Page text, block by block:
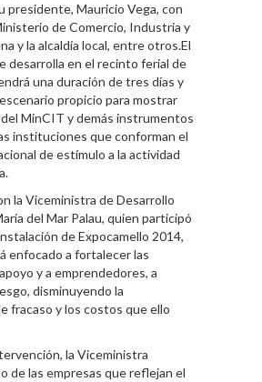
presidente, Mauricio Vega, con
de Comercio, Industria y
y la alcaldía local, entre otros.El
desarrolla en el recinto ferial de
una duración de tres días y
propicio para mostrar
MinCIT y demás instrumentos
instituciones que conforman el
de estímulo a la actividad
la Viceministra de Desarrollo
del Mar Palau, quien participó
de Expocamello 2014,
enfocado a fortalecer las
y a emprendedores, a
disminuyendo la
fracaso y los costos que ello
la Viceministra
de las empresas que reflejan el